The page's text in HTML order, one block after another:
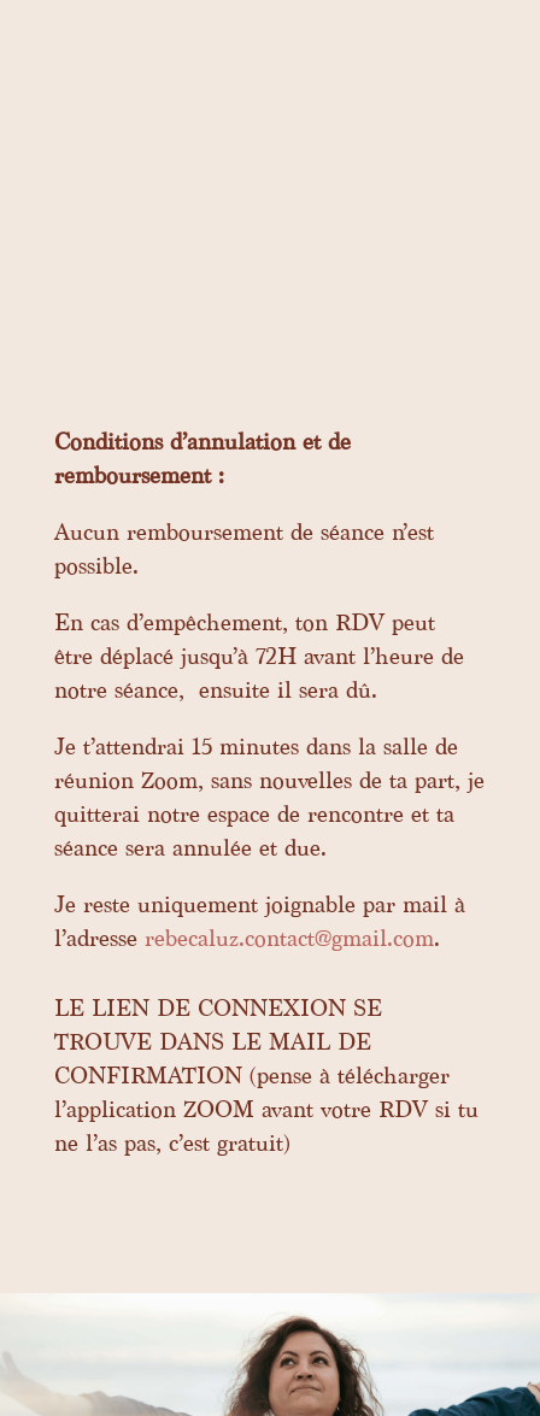
Conditions d’annulation et de
remboursement :
Aucun remboursement de séance n’est
possible.
En cas d’empêchement, ton RDV peut
être déplacé jusqu’à 72H avant l’heure de
notre séance, ensuite il sera dû.
Je t’attendrai 15 minutes dans la salle de
réunion Zoom, sans nouvelles de ta part, je
quitterai notre espace de rencontre et ta
séance sera annulée et due.
Je reste uniquement joignable par mail à
l’adresse rebecaluz.contact@gmail.com.
LE LIEN DE CONNEXION SE
TROUVE DANS LE MAIL DE
CONFIRMATION (pense à télécharger
l’application ZOOM avant votre RDV si tu
ne l’as pas, c’est gratuit)